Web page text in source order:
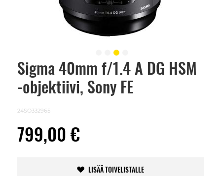
Sigma 40mm f/1.4 A DG HSM
-objektiivi, Sony FE
24SO332965
799,00 €
LISÄÄ TOIVELISTALLE
Skip
beginning
images